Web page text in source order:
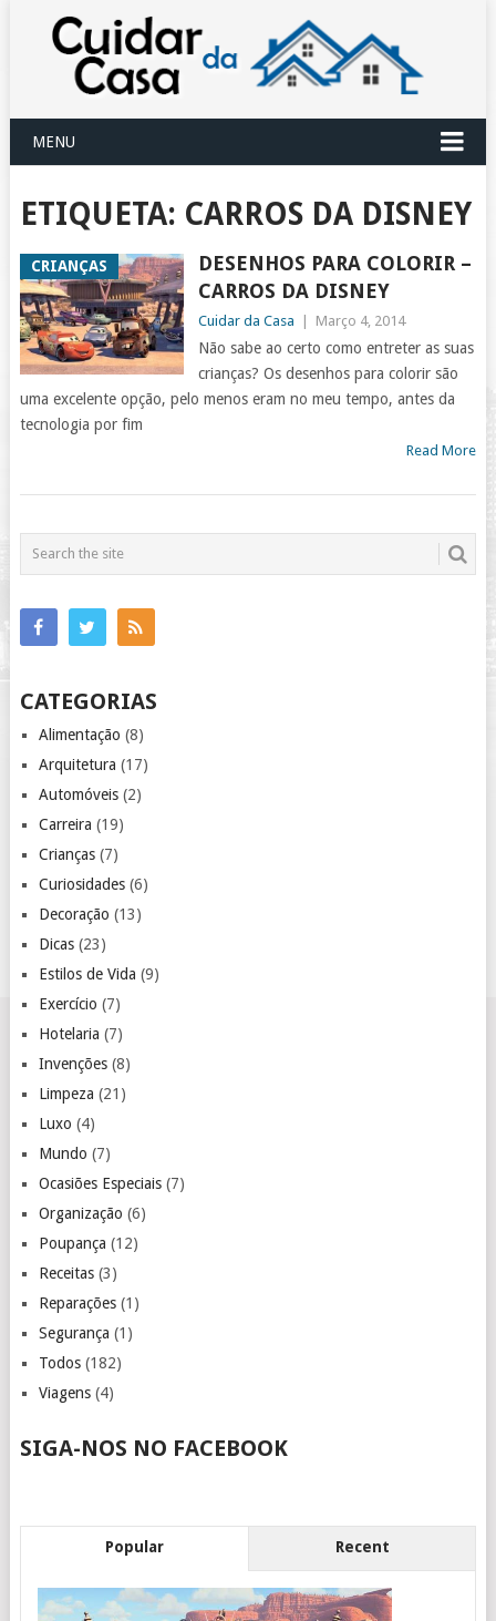
MENU
ETIQUETA: CARROS DA DISNEY
CRIANÇAS
DESENHOS PARA COLORIR –
CARROS DA DISNEY
Cuidar da Casa Março 4, 2014
Não sabe ao certo como entreter as suas
crianças? Os desenhos para colorir são
uma excelente opção, pelo menos eram no meu tempo, antes da
tecnologia por fim
Read More
CATEGORIAS
Alimentação (8)
Arquitetura (17)
Automóveis(2)
Carreira (19)
Crianças(7)
Curiosidades(6)
Decoração (13)
Dicas(23)
Estilos de Vida (9)
Exercício (7)
Hotelaria (7)
Invenções(8)
Limpeza (21)
Luxo (4)
Mundo (7)
Ocasiões Especiais(7)
Organização (6)
Poupança (12)
Receitas(3)
Reparações(1)
Segurança (1)
Todos(182)
Viagens(4)
SIGA-NOS NO FACEBOOK
Popular Recent